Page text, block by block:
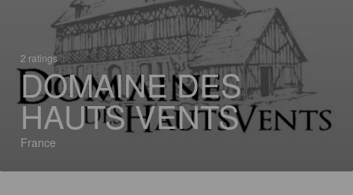
2 ratings
DOMAINE DES
HAUTS VENTS
France